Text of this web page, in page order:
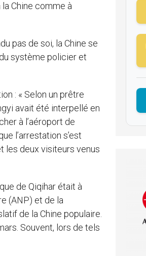
Chine comme à
pas de soi, la Chine se
système policier et
: « Selon un prêtre
avait été interpellé en
à l’aéroport de
l’arrestation s’est
les deux visiteurs venus
de Qiqihar était à
(ANP) et de la
de la Chine populaire.
Souvent, lors de tels